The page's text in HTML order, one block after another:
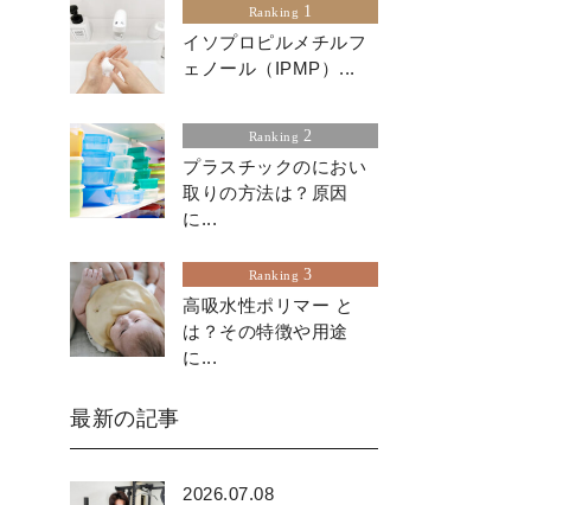
Ranking 1
イソプロピルメチルフ
ェノール（IPMP）...
Ranking 2
プラスチックのにおい
取りの方法は？原因
に...
Ranking 3
高吸水性ポリマー と
は？その特徴や用途
に...
最新の記事
2026.07.08